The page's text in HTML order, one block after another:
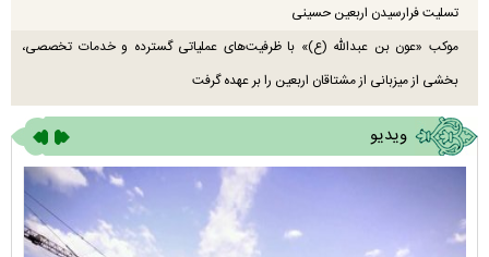
تسلیت فرارسیدن اربعین حسینی
موکب «عون بن عبدالله (ع)» با ظرفیت‌های عملیاتی گسترده و خدمات تخصصی،
بخشی از میزبانی از مشتاقان اربعین را بر عهده گرفت
ویدیو